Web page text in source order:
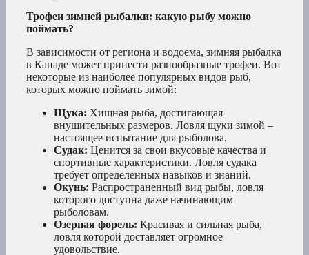
Трофеи зимней рыбалки: какую рыбу можно
поймать?
В зависимости от региона и водоема, зимняя рыбалка
в Канаде может принести разнообразные трофеи. Вот
некоторые из наиболее популярных видов рыб,
которых можно поймать зимой:
Щука: Хищная рыба, достигающая
внушительных размеров. Ловля щуки зимой –
настоящее испытание для рыболова.
Судак: Ценится за свои вкусовые качества и
спортивные характеристики. Ловля судака
требует определенных навыков и знаний.
Окунь: Распространенный вид рыбы, ловля
которого доступна даже начинающим
рыболовам.
Озерная форель: Красивая и сильная рыба,
ловля которой доставляет огромное
удовольствие.